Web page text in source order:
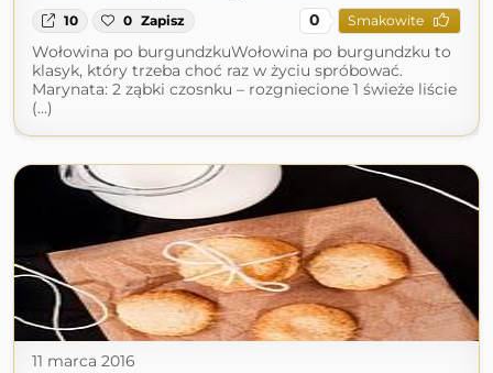
10 0 Zapisz 0 Smakowite
Wołowina po burgundzkuWołowina po burgundzku to
klasyk, który trzeba choć raz w życiu spróbować.
Marynata: 2 ząbki czosnku – rozgniecione 1 świeże liście
(...)
11 marca 2016